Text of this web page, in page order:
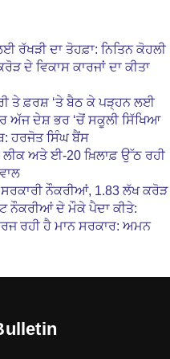
ਰੱਖੜੀ ਦਾ ਤੋਹਫ਼ਾ: ਨਿਤਿਨ ਕੋਹਲੀ
ਦੇ ਵਿਕਾਸ ਕਾਰਜਾਂ ਦਾ ਕੀਤਾ
ਤੇ ਫ਼ਰਸ਼ ‘ਤੇ ਬੈਠ ਕੇ ਪੜ੍ਹਨ ਲਈ
ਅੱਜ ਦੇਸ਼ ਭਰ ‘ਚੋਂ ਸਕੂਲੀ ਸਿੱਖਿਆ
ਹਰਜੋਤ ਸਿੰਘ ਬੈਂਸ
ਅਤੇ ਈ-20 ਖ਼ਿਲਾਫ਼ ਉੱਠ ਰਹੀ
ਸਰਕਾਰੀ ਨੌਕਰੀਆਂ, 1.83 ਲੱਖ ਕਰੋੜ
ਨੌਕਰੀਆਂ ਦੇ ਮੌਕੇ ਪੈਦਾ ਕੀਤੇ:
ਰਹੀ ਹੈ ਮਾਨ ਸਰਕਾਰ: ਅਮਨ